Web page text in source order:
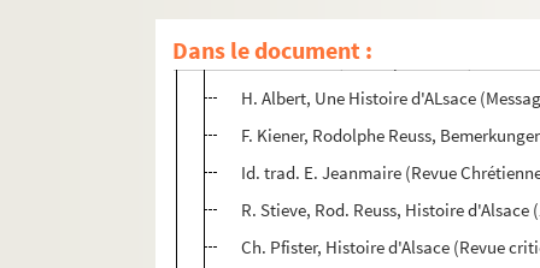
Dans le document :
Ch. Pfister, Catherine Zell (Revue
G. Delahache, Rodolphe Reuss,
H. Albert, Une Histoire d'ALsace
F. Kiener, Rodolphe Reuss,
Id. trad. E. Jeanmaire (Revue
R. Stieve, Rod. Reuss, Histoire d'Alsace
Ch. Pfister, Histoire d'Alsace (Revue